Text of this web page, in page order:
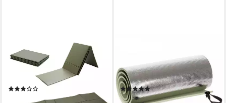
Isomatte Bundeswehr
Isomatte faltbar,
Wasserabweisend
einseitig alubeschichtet,
einseitig alubeschichtet
(1)
19,95 €